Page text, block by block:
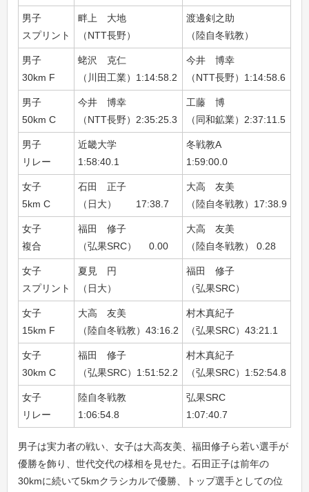
男子
スプリント
畔上 大地
（NTT長野）
渡邊剣之助
（陸自冬戦教）
男子
30km F
蛯沢 克仁
（川田工業）1:14:58.2
今井 博幸
（NTT長野）1:14:58.6
男子
50km C
今井 博幸
（NTT長野）2:35:25.3
工藤 博
（同和鉱業）2:37:11.5
男子
リレー
近畿大学
1:58:40.1
冬戦教A
1:59:00.0
女子
5km C
石田 正子
（日大） 17:38.7
大高 友美
（陸自冬戦教）17:38.9
女子
複合
福田 修子
（弘果SRC） 0.00
大高 友美
（陸自冬戦教） 0.28
女子
スプリント
夏見 円
（日大）
福田 修子
（弘果SRC）
女子
15km F
大高 友美
（陸自冬戦教）43:16.2
村木真紀子
（弘果SRC）43:21.1
女子
30km C
福田 修子
（弘果SRC）1:51:52.2
村木真紀子
（弘果SRC）1:52:54.8
女子
リレー
陸自冬戦教
1:06:54.8
弘果SRC
1:07:40.7
男子は実力者の戦い、女子は大高友美、福田修子ら若い選手が
優勝を飾り、世代交代の様相を見せた。石田正子は前年の
30kmに続いて5kmクラシカルで優勝、トップ選手としての位